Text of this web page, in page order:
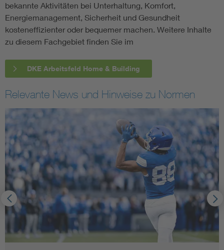
bekannte Aktivitäten bei Unterhaltung, Komfort,
Energiemanagement, Sicherheit und Gesundheit
kosteneffizienter oder bequemer machen. Weitere Inhalte
zu diesem Fachgebiet finden Sie im
DKE Arbeitsfeld Home & Building
Relevante News und Hinweise zu Normen